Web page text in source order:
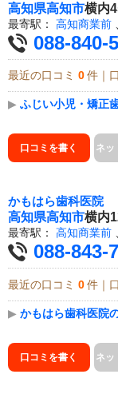
高知県高知市横内
最寄駅： 高知商業前
088-840-
最近の口コミ 0 件｜
▶ ふじい小児・矯正
口コミを書く ネッ
かもはら歯科医院
高知県高知市横内
最寄駅： 高知商業前
088-843-
最近の口コミ 0 件｜
▶ かもはら歯科医院
口コミを書く ネッ